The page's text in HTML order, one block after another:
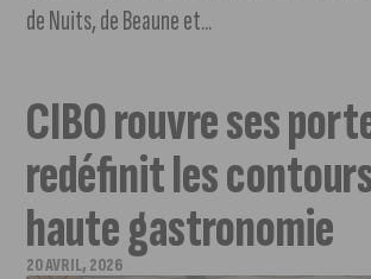
de Nuits, de Beaune et...
CIBO rouvre ses
redéfinit les
haute gastronomie
20 AVRIL, 2026